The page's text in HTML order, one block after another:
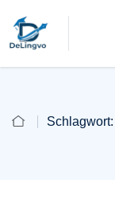
Schlagwort: